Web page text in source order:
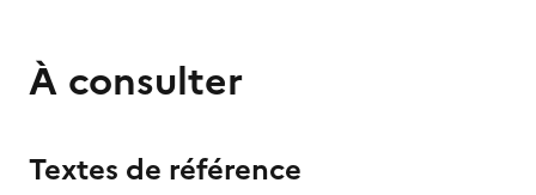
À consulter
Textes de référence